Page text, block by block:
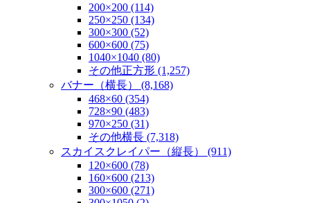
200×200 (114)
250×250 (134)
300×300 (52)
600×600 (75)
1040×1040 (80)
その他正方形 (1,257)
バナー（横長） (8,168)
468×60 (354)
728×90 (483)
970×250 (31)
その他横長 (7,318)
スカイスクレイパー（縦長） (911)
120×600 (78)
160×600 (213)
300×600 (271)